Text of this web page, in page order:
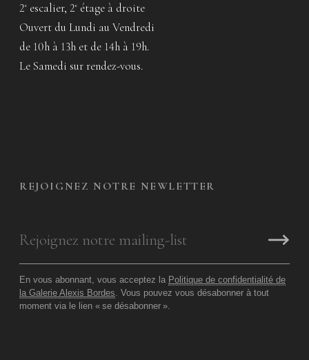
2e escalier, 2e étage à droite
Ouvert du Lundi au Vendredi
de 10h à 13h et de 14h à 19h.
Le Samedi sur rendez-vous.
REJOIGNEZ NOTRE NEWLETTER
En vous abonnant, vous acceptez la Politique de confidentialité de
la Galerie Alexis Bordes. Vous pouvez vous désabonner à tout
moment via le lien « se désabonner ».